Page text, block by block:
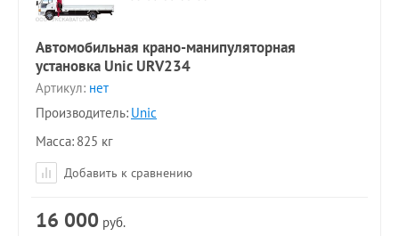
Автомобильная крано-манипуляторная
установка Unic URV234
Артикул: нет
Производитель: Unic
Масса 825 кг
Добавить к сравнению
16 000 руб.